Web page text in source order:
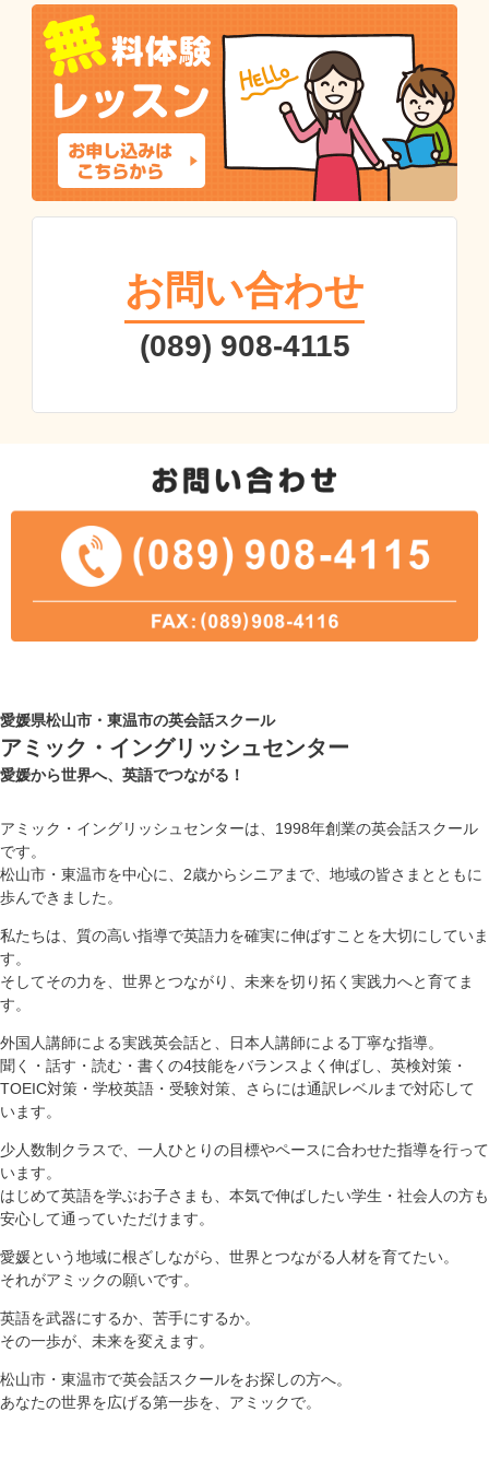
お問い合わせ
(089) 908-4115
愛媛県松山市・東温市の英会話スクール
アミック・イングリッシュセンター
愛媛から世界へ、英語でつながる！
アミック・イングリッシュセンターは、1998年創業の英会話スクール
です。
松山市・東温市を中心に、2歳からシニアまで、地域の皆さまとともに
歩んできました。
私たちは、質の高い指導で英語力を確実に伸ばすことを大切にしていま
す。
そしてその力を、世界とつながり、未来を切り拓く実践力へと育てま
す。
外国人講師による実践英会話と、日本人講師による丁寧な指導。
聞く・話す・読む・書くの4技能をバランスよく伸ばし、英検対策・
TOEIC対策・学校英語・受験対策、さらには通訳レベルまで対応して
います。
少人数制クラスで、一人ひとりの目標やペースに合わせた指導を行って
います。
はじめて英語を学ぶお子さまも、本気で伸ばしたい学生・社会人の方も
安心して通っていただけます。
愛媛という地域に根ざしながら、世界とつながる人材を育てたい。
それがアミックの願いです。
英語を武器にするか、苦手にするか。
その一歩が、未来を変えます。
松山市・東温市で英会話スクールをお探しの方へ。
あなたの世界を広げる第一歩を、アミックで。